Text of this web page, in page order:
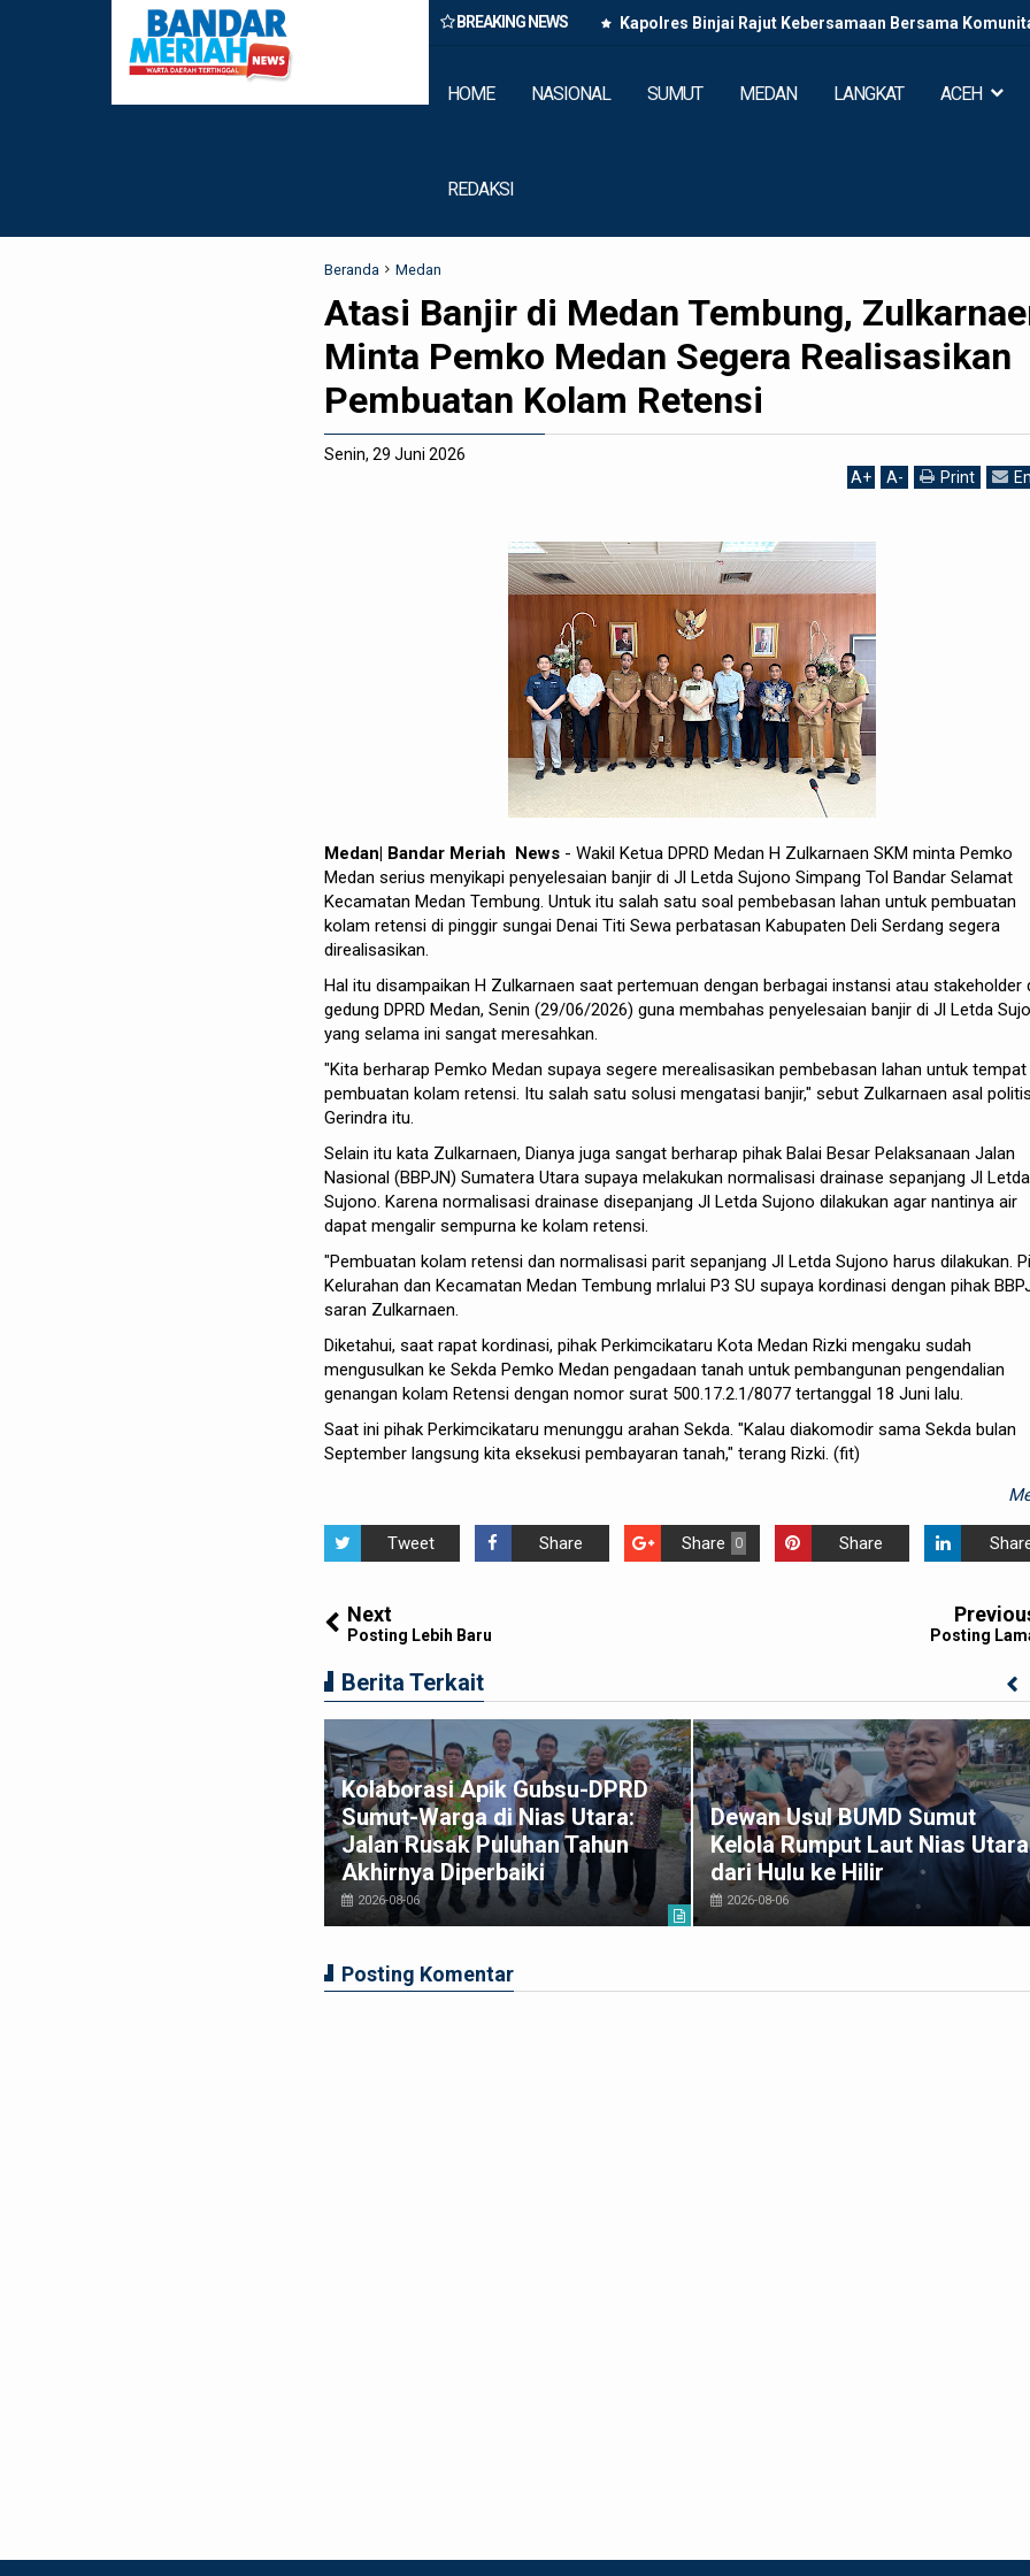
BREAKING NEWS
Amankan Dua Pengedar Narkoba Saat Patroli Malam Kapolres Binjai Rajut Kebersamaan Bersama
HOME NASIONAL SUMUT MEDAN LANGKAT ACEH
REDAKSI
Beranda Medan
Atasi Banjir di Medan Tembung,
Minta Pemko Medan Segera Realisasikan
Pembuatan Kolam Retensi
Senin, 29 Juni 2026
A+ A- Print
Medan| Bandar Meriah News - Wakil Ketua DPRD Medan H Zulkarnaen SKM minta Pemko
Medan serius menyikapi penyelesaian banjir di Jl Letda Sujono Simpang Tol Bandar Selamat
Kecamatan Medan Tembung. Untuk itu salah satu soal pembebasan lahan untuk pembuatan
kolam retensi di pinggir sungai Denai Titi Sewa perbatasan Kabupaten Deli Serdang segera
direalisasikan.
Hal itu disampaikan H Zulkarnaen saat pertemuan dengan berbagai instansi atau stakeholder
gedung DPRD Medan, Senin (29/06/2026) guna membahas penyelesaian banjir di Jl Letda
yang selama ini sangat meresahkan.
"Kita berharap Pemko Medan supaya segere merealisasikan pembebasan lahan untuk tempat
pembuatan kolam retensi. Itu salah satu solusi mengatasi banjir," sebut Zulkarnaen asal
Gerindra itu.
Selain itu kata Zulkarnaen, Dianya juga sangat berharap pihak Balai Besar Pelaksanaan Jalan
Nasional (BBPJN) Sumatera Utara supaya melakukan normalisasi drainase sepanjang Jl Letda
Sujono. Karena normalisasi drainase disepanjang Jl Letda Sujono dilakukan agar nantinya air
dapat mengalir sempurna ke kolam retensi.
"Pembuatan kolam retensi dan normalisasi parit sepanjang Jl Letda Sujono harus dilakukan.
Kelurahan dan Kecamatan Medan Tembung mrlalui P3 SU supaya kordinasi dengan pihak
saran Zulkarnaen.
Diketahui, saat rapat kordinasi, pihak Perkimcikataru Kota Medan Rizki mengaku sudah
mengusulkan ke Sekda Pemko Medan pengadaan tanah untuk pembangunan pengendalian
genangan kolam Retensi dengan nomor surat 500.17.2.1/8077 tertanggal 18 Juni lalu.
Saat ini pihak Perkimcikataru menunggu arahan Sekda. "Kalau diakomodir sama Sekda bulan
September langsung kita eksekusi pembayaran tanah," terang Rizki. (fit)
Tweet Share 0
Share Share
Next
Posting Lebih Baru Posting
Berita Terkait
Kolaborasi Apik Gubsu-DPRD
Sumut-Warga di Nias Utara:
Jalan Rusak Puluhan Tahun
Akhirnya Diperbaiki
2026-08-06
Dewan Usul BUMD Sumut
Kelola Rumput Laut Nias Utara
dari Hulu ke Hilir
2026-08-06
Posting Komentar